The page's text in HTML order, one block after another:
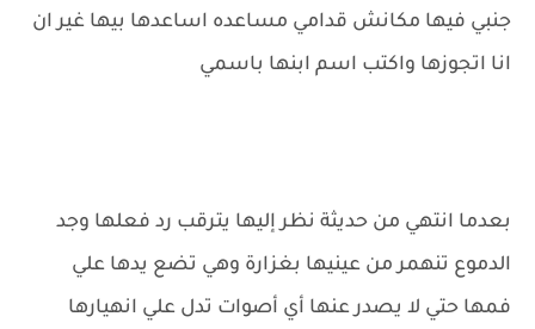
جنبي فيها مكانش قدامي مساعده اساعدها بيها غير ان
انا اتجوزها واكتب اسم ابنها باسمي
بعدما انتهي من حديثة نظر إليها يترقب رد فعلها وجد
الدموع تنهمر من عينيها بغزارة وهي تضع يدها علي
فمها حتي لا يصدر عنها أي أصوات تدل علي انهيارها